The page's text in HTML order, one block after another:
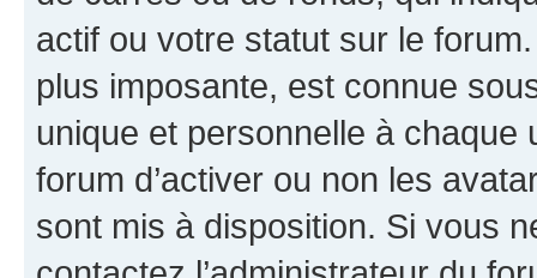
actif ou votre statut sur le
plus imposante, est connue
unique et personnelle à chaque
forum d’activer ou non les
sont mis à disposition. Si vous